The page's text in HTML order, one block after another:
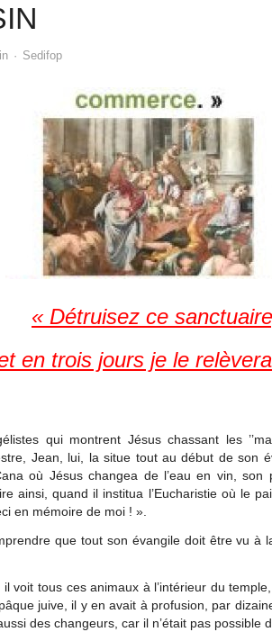
Author
Sedifop
« Détruisez ce
en trois jours je le
qui montrent Jésus chassant les
Jean, lui, la situe tout au début de son
où Jésus changea de l’eau en vin,
ainsi, quand il institua l’Eucharistie où le
en mémoire de moi ! ».
que tout son évangile doit être vu à
voit tous ces animaux à l’intérieur du
juive, il y en avait à profusion, par
des changeurs, car il n’était pas possible